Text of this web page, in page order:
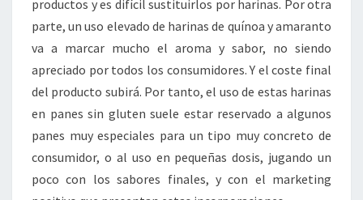
productos y es difícil sustituirlos por harinas. Por otra
parte, un uso elevado de harinas de quínoa y amaranto
va a marcar mucho el aroma y sabor, no siendo
apreciado por todos los consumidores. Y el coste final
del producto subirá. Por tanto, el uso de estas harinas
en panes sin gluten suele estar reservado a algunos
panes muy especiales para un tipo muy concreto de
consumidor, o al uso en pequeñas dosis, jugando un
poco con los sabores finales, y con el marketing